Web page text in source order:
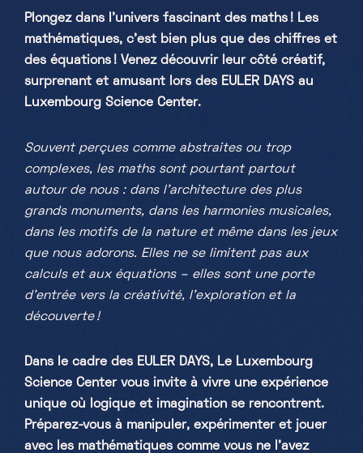
Samedi, Dimanche & jours fériés
10h-18h
Plongez dans l'univers fascinant des maths ! Les
mathématiques, c’est bien plus que des chiffres et
des équations ! Venez découvrir leur côté créatif,
surprenant et amusant lors des EULER DAYS au
Luxembourg Science Center.
Souvent perçues comme abstraites ou trop
complexes, les maths sont pourtant partout
autour de nous : dans l’architecture des plus
grands monuments, dans les harmonies musicales,
dans les motifs de la nature et même dans les jeux
que nous adorons. Elles ne se limitent pas aux
calculs et aux équations – elles sont une porte
d’entrée vers la créativité, l’exploration et la
découverte !
Dans le cadre des EULER DAYS, Le Luxembourg
Science Center vous invite à vivre une expérience
unique où logique et imagination se rencontrent.
Préparez-vous à manipuler, expérimenter et jouer
avec les mathématiques comme vous ne l’avez